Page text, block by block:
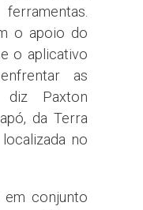
o apoio do
o aplicativo
as
diz Paxton
da Terra
no
em conjunto